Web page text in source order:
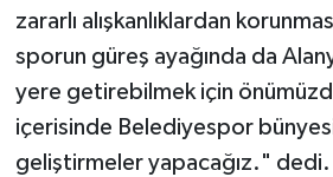
zararlı alışkanlıklardan
sporun güreş ayağında da
yere getirebilmek için
içerisinde Belediyespor
geliştirmeler yapacağız." dedi.